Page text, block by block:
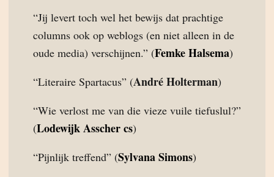
“Jij levert toch wel het bewijs dat prachtige
columns ook op weblogs (en niet alleen in de
oude media) verschijnen.” (Femke Halsema)
“Literaire Spartacus” (André Holterman)
“Wie verlost me van die vieze vuile tiefuslul?”
(Lodewijk Asscher cs)
“Pijnlijk treffend” (Sylvana Simons)